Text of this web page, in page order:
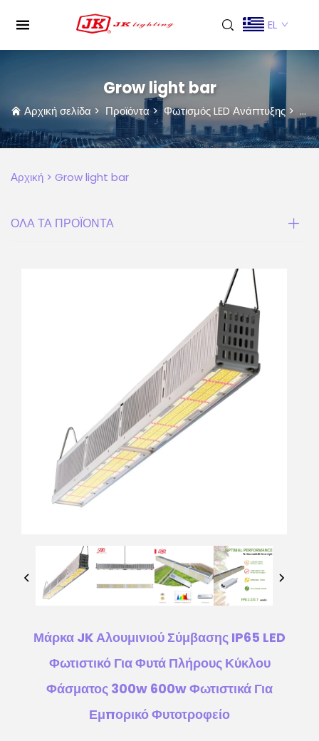
EL
Grow light bar
Αρχική σελίδα > Προϊόντα> Φωτισμός LED Ανάπτυξης>
Αρχική > Grow light bar
ΟΛΑ ΤΑ ΠΡΟΪΟΝΤΑ
Μάρκα JK Αλουμινιού Σύμβασης IP65 LED
Φωτιστικό Για Φυτά Πλήρους Κύκλου
Φάσματος 300w 600w Φωτιστικά Για
Εμπορικό Φυτοτροφείο